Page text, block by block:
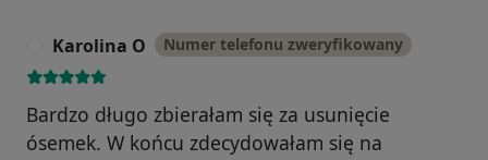
Karolina O Numer telefonu zweryfikowany
Bardzo długo zbierałam się za usunięcie
ósemek. W końcu zdecydowałam się na